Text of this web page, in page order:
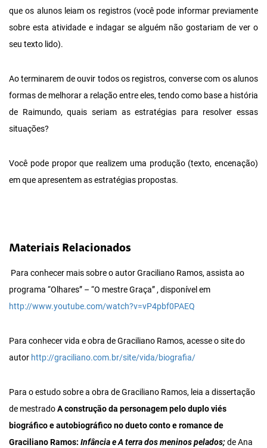
que os alunos leiam os registros (você pode informar previamente
sobre esta atividade e indagar se alguém não gostariam de ver o
seu texto lido).
Ao terminarem de ouvir todos os registros, converse com os alunos
formas de melhorar a relação entre eles, tendo como base a história
de Raimundo, quais seriam as estratégias para resolver essas
situações?
Você pode propor que realizem uma produção (texto, encenação)
em que apresentem as estratégias propostas.
Materiais Relacionados
Para conhecer mais sobre o autor Graciliano Ramos, assista ao
programa “Olhares” – “O mestre Graça” , disponível em
http://www.youtube.com/watch?v=vP4pbf0PAEQ
Para conhecer vida e obra de Graciliano Ramos, acesse o site do
autor http://graciliano.com.br/site/vida/biografia/
Para o estudo sobre a obra de Graciliano Ramos, leia a dissertação
de mestradoA construção da personagem pelo duplo viés
biográfico e autobiográfico no dueto conto e romance de
Graciliano Ramos: Infância e A terra dos meninos pelados;de Ana